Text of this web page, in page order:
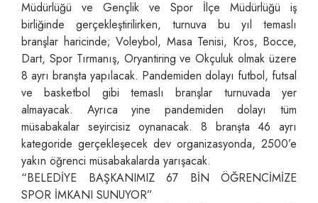
Müdürlüğü ve Gençlik ve Spor İlçe Müdürlüğü iş
birliğinde gerçekleştirilirken, turnuva bu yıl temaslı
branşlar haricinde; Voleybol, Masa Tenisi, Kros, Bocce,
Dart, Spor Tırmanış, Oryantiring ve Okçuluk olmak üzere
8 ayrı branşta yapılacak. Pandemiden dolayı futbol, futsal
ve basketbol gibi temaslı branşlar turnuvada yer
almayacak. Ayrıca yine pandemiden dolayı tüm
müsabakalar seyircisiz oynanacak. 8 branşta 46 ayrı
kategoride gerçekleşecek dev organizasyonda, 2500’e
yakın öğrenci müsabakalarda yarışacak.
“BELEDİYE BAŞKANIMIZ 67 BİN ÖĞRENCİMİZE
SPOR İMKANI SUNUYOR”